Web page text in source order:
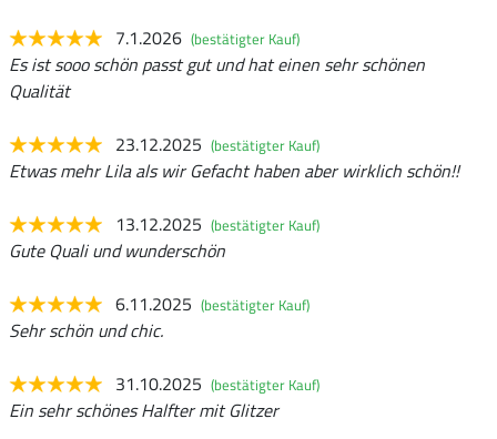
7.1.2026 (bestätigter Kauf)
Es ist sooo schön passt gut und hat einen sehr schönen
Qualität
23.12.2025 (bestätigter Kauf)
Etwas mehr Lila als wir Gefacht haben aber wirklich schön!!
13.12.2025 (bestätigter Kauf)
Gute Quali und wunderschön
6.11.2025 (bestätigter Kauf)
Sehr schön und chic.
31.10.2025 (bestätigter Kauf)
Ein sehr schönes Halfter mit Glitzer